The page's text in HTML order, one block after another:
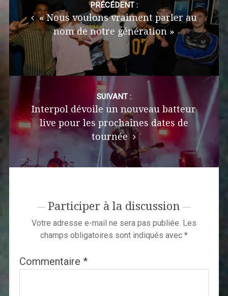
navigation
PRÉCÉDENT :
« Nous voulons vraiment parler au
nom de notre génération »
SUIVANT :
Interpol dévoile un nouveau batteur
live pour les prochaines dates de
tournée
Participer à la discussion
Votre adresse e-mail ne sera pas publiée. Les
champs obligatoires sont indiqués avec *
Commentaire *